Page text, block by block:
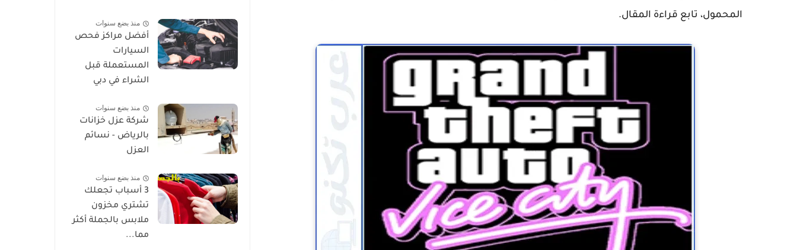
المحمول، تابع قراءة المقال.
منذ بضع سنوات
أفضل مراكز فحص
السيارات
المستعملة قبل
الشراء في دبي
منذ بضع سنوات
شركة عزل خزانات
بالرياض - نسائم
العزل
منذ بضع سنوات
3 أسباب تجعلك
تشتري مخزون
ملابس بالجملة أكثر
مما...